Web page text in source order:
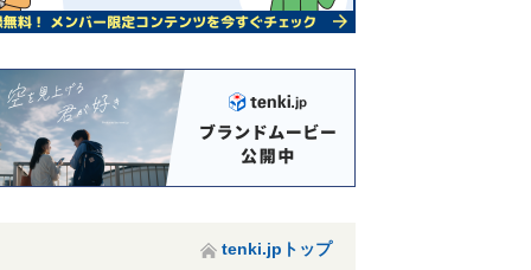
tenki.jpトップ